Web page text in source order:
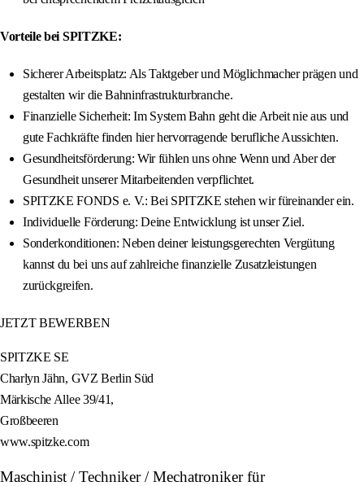
Vorteile bei SPITZKE:
Sicherer Arbeitsplatz: Als Taktgeber und Möglichmacher prägen und
gestalten wir die Bahninfrastrukturbranche.
Finanzielle Sicherheit: Im System Bahn geht die Arbeit nie aus und
gute Fachkräfte finden hier hervorragende berufliche Aussichten.
Gesundheitsförderung: Wir fühlen uns ohne Wenn und Aber der
Gesundheit unserer Mitarbeitenden verpflichtet.
SPITZKE FONDS e. V.: Bei SPITZKE stehen wir füreinander ein.
Individuelle Förderung: Deine Entwicklung ist unser Ziel.
Sonderkonditionen: Neben deiner leistungsgerechten Vergütung
kannst du bei uns auf zahlreiche finanzielle Zusatzleistungen
zurückgreifen.
JETZT BEWERBEN
SPITZKE SE
Charlyn Jähn, GVZ Berlin Süd
Märkische Allee 39/41,
Großbeeren
www.spitzke.com
Maschinist / Techniker / Mechatroniker für